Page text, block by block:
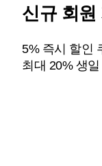
신규 회원
5% 즉시 할인
최대 20% 생